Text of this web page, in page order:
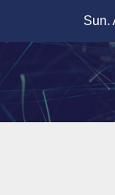
content
Sun.